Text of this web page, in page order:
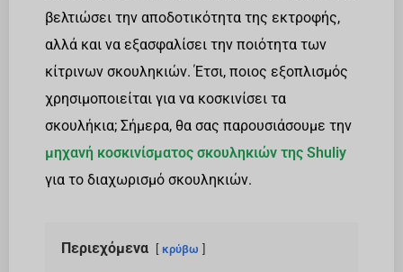
βελτιώσει την αποδοτικότητα της εκτροφής,
αλλά και να εξασφαλίσει την ποιότητα των
κίτρινων σκουληκιών. Έτσι, ποιος εξοπλισμός
χρησιμοποιείται για να κοσκινίσει τα
σκουλήκια; Σήμερα, θα σας παρουσιάσουμε την
μηχανή κοσκινίσματος σκουληκιών της Shuliy
για το διαχωρισμό σκουληκιών.
Περιεχόμενα κρύβω